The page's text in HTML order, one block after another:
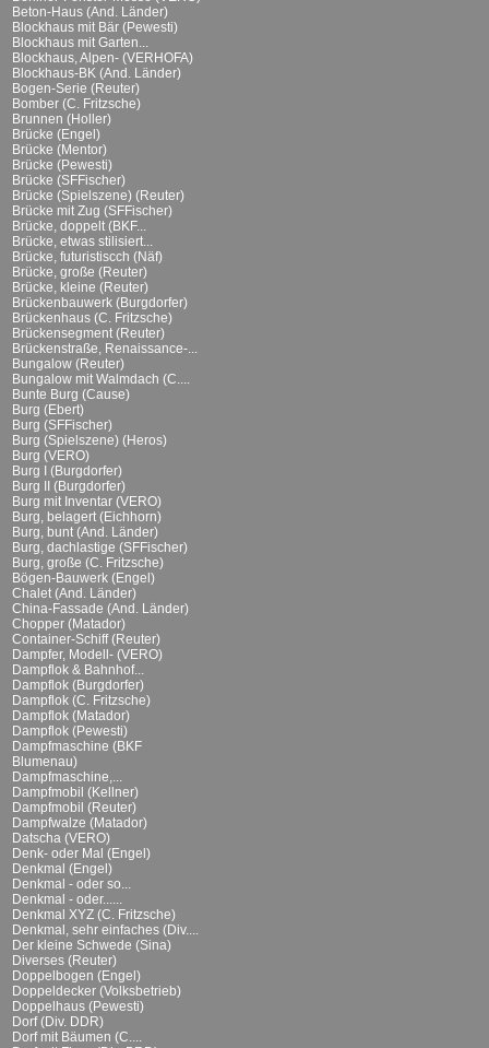
Beton-Haus (And. Länder)
Blockhaus mit Bär (Pewesti)
Blockhaus mit Garten...
Blockhaus, Alpen- (VERHOFA)
Blockhaus-BK (And. Länder)
Bogen-Serie (Reuter)
Bomber (C. Fritzsche)
Brunnen (Holler)
Brücke (Engel)
Brücke (Mentor)
Brücke (Pewesti)
Brücke (SFFischer)
Brücke (Spielszene) (Reuter)
Brücke mit Zug (SFFischer)
Brücke, doppelt (BKF...
Brücke, etwas stilisiert...
Brücke, futuristiscch (Näf)
Brücke, große (Reuter)
Brücke, kleine (Reuter)
Brückenbauwerk (Burgdorfer)
Brückenhaus (C. Fritzsche)
Brückensegment (Reuter)
Brückenstraße, Renaissance-...
Bungalow (Reuter)
Bungalow mit Walmdach (C....
Bunte Burg (Cause)
Burg (Ebert)
Burg (SFFischer)
Burg (Spielszene) (Heros)
Burg (VERO)
Burg I (Burgdorfer)
Burg II (Burgdorfer)
Burg mit Inventar (VERO)
Burg, belagert (Eichhorn)
Burg, bunt (And. Länder)
Burg, dachlastige (SFFischer)
Burg, große (C. Fritzsche)
Bögen-Bauwerk (Engel)
Chalet (And. Länder)
China-Fassade (And. Länder)
Chopper (Matador)
Container-Schiff (Reuter)
Dampfer, Modell- (VERO)
Dampflok & Bahnhof...
Dampflok (Burgdorfer)
Dampflok (C. Fritzsche)
Dampflok (Matador)
Dampflok (Pewesti)
Dampfmaschine (BKF
Blumenau)
Dampfmaschine,...
Dampfmobil (Kellner)
Dampfmobil (Reuter)
Dampfwalze (Matador)
Datscha (VERO)
Denk- oder Mal (Engel)
Denkmal (Engel)
Denkmal - oder so...
Denkmal - oder......
Denkmal XYZ (C. Fritzsche)
Denkmal, sehr einfaches (Div....
Der kleine Schwede (Sina)
Diverses (Reuter)
Doppelbogen (Engel)
Doppeldecker (Volksbetrieb)
Doppelhaus (Pewesti)
Dorf (Div. DDR)
Dorf mit Bäumen (C....